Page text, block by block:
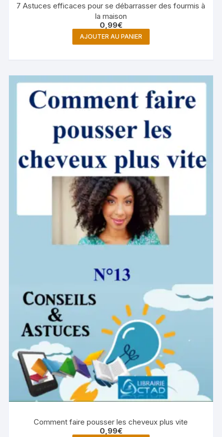
7 Astuces efficaces pour se débarrasser des fourmis à
la maison
0,99€
AJOUTER AU PANIER
Comment faire pousser les cheveux plus vite
0,99€